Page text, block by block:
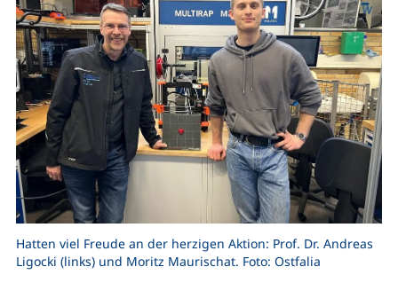
Hatten viel Freude an der herzigen Aktion: Prof. Dr. Andreas
Ligocki (links) und Moritz Maurischat. Foto: Ostfalia